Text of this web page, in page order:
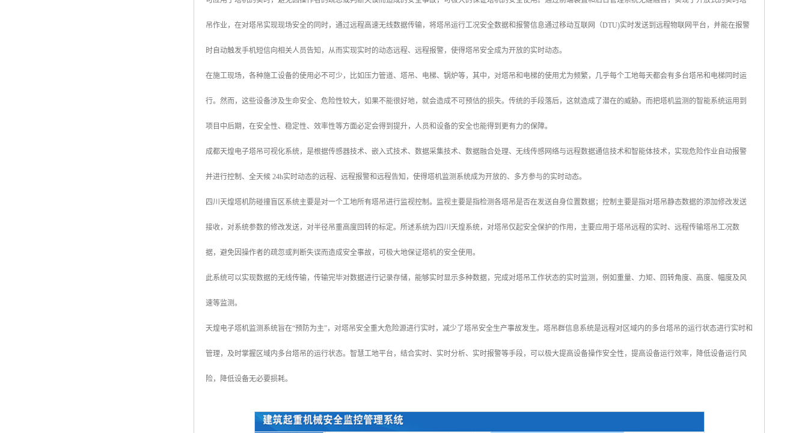
吊作业，在对塔吊实现现场安全的同时，通过远程高速无线数据传输，将塔吊运行工况安全数据和报警信息通过移动互联网（DTU)实时发送到远程物联网平台，并能在报警
时自动触发手机短信向相关人员告知，从而实现实时的动态远程、远程报警，使得塔吊安全成为开放的实时动态。
在施工现场，各种施工设备的使用必不可少，比如压力管道、塔吊、电梯、锅炉等，其中，对塔吊和电梯的使用尤为频繁，几乎每个工地每天都会有多台塔吊和电梯同时运
行。然而，这些设备涉及生命安全、危险性较大，如果不能很好地，就会造成不可预估的损失。传统的手段落后，这就造成了潜在的威胁。而把塔机监测的智能系统运用到
项目中后期，在安全性、稳定性、效率性等方面必定会得到提升，人员和设备的安全也能得到更有力的保障。
成都天煌电子塔吊可视化系统，是根据传感器技术、嵌入式技术、数据采集技术、数据融合处理、无线传感网络与远程数据通信技术和智能体技术，实现危险作业自动报警
并进行控制、全天候 24h实时动态的远程、远程报警和远程告知，使得塔机监测系统成为开放的、多方参与的实时动态。
四川天煌塔机防碰撞盲区系统主要是对一个工地所有塔吊进行监视控制。监视主要是指检测各塔吊是否在发送自身位置数据；控制主要是指对塔吊静态数据的添加修改发送
接收，对系统参数的修改发送，对半径吊重高度回转的标定。所述系统为四川天煌系统，对塔吊仅起安全保护的作用，主要应用于塔吊远程的实时、远程传输塔吊工况数
据，避免因操作者的疏忽或判断失误而造成安全事故，可极大地保证塔机的安全使用。
此系统可以实现数据的无线传输，传输完毕对数据进行记录存储，能够实时显示多种数据，完成对塔吊工作状态的实时监测，例如重量、力矩、回转角度、高度、幅度及风
速等监测。
天煌电子塔机监测系统旨在“预防为主”，对塔吊安全重大危险源进行实时，减少了塔吊安全生产事故发生。塔吊群信息系统是远程对区域内的多台塔吊的运行状态进行实时和
管理，及时掌握区域内多台塔吊的运行状态。智慧工地平台，结合实时、实时分析、实时报警等手段，可以极大提高设备操作安全性，提高设备运行效率，降低设备运行风
险，降低设备无必要损耗。